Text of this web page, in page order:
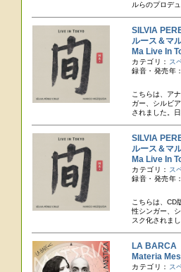
ルらのプロデ
SILVIA
ルース＆マ
Ma Live In
カテゴリ： ス
録音・発売
こちらは、ア
ガー、シルビ
されました。
SILVIA
ルース＆マ
Ma Live In
カテゴリ： ス
録音・発売年
こちらは、CD
性シンガー、
スク化されま
LA
Materia
カテゴリ： ス